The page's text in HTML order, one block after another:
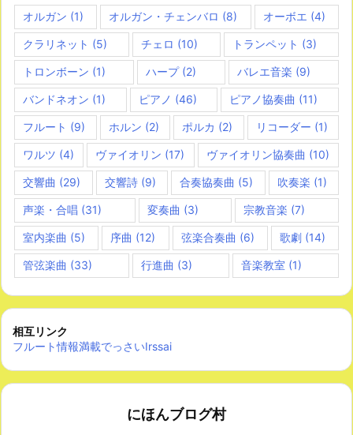
オルガン (1) オルガン・チェンバロ (8) オーボエ (4)
クラリネット (5) チェロ (10) トランペット (3)
トロンボーン (1) ハープ(2) バレエ音楽 (9)
バンドネオン (1) ピアノ (46) ピアノ協奏曲 (11)
フルート (9) ホルン (2) ポルカ (2) リコーダー (1)
ワルツ (4) ヴァイオリン (17) ヴァイオリン協奏曲 (10)
交響曲 (29) 交響詩(9) 合奏協奏曲 (5) 吹奏楽 (1)
声楽・合唱 (31) 変奏曲 (3) 宗教音楽 (7)
室内楽曲 (5) 序曲 (12) 弦楽合奏曲 (6) 歌劇(14)
管弦楽曲 (33) 行進曲 (3) 音楽教室 (1)
相互リンク
フルート情報満載でっさいIrssai
にほんブログ村